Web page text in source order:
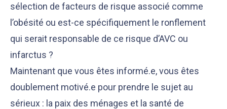
sélection de facteurs de risque associé comme
l’obésité ou est-ce spécifiquement le ronflement
qui serait responsable de ce risque d’AVC ou
infarctus ?
Maintenant que vous êtes informé.e, vous êtes
doublement motivé.e pour prendre le sujet au
sérieux : la paix des ménages et la santé de